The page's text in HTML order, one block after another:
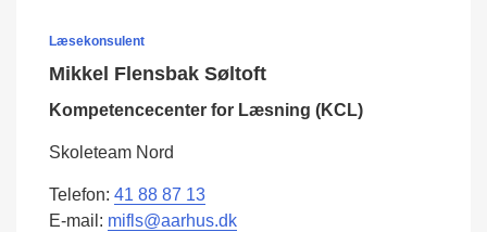
Læsekonsulent
Mikkel Flensbak Søltoft
Kompetencecenter for Læsning (KCL)
Skoleteam Nord
Telefon: 41 88 87 13
E-mail: mifls@aarhus.dk